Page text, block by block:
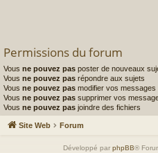
Permissions du forum
Vous ne pouvez pas poster de nouveaux
Vous ne pouvez pas répondre aux sujets
Vous ne pouvez pas modifier vos messages
Vous ne pouvez pas supprimer vos
Vous ne pouvez pas joindre des fichiers
Site Web Forum
Développé par phpBB®